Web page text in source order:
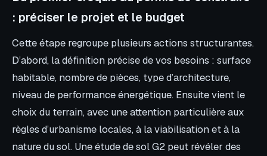
: préciser le projet et le budget
Cette étape regroupe plusieurs actions structurantes.
D’abord, la définition précise de vos besoins : surface
habitable, nombre de pièces, type d’architecture,
niveau de performance énergétique. Ensuite vient le
choix du terrain, avec une attention particulière aux
règles d’urbanisme locales, à la viabilisation et à la
nature du sol. Une étude de sol G2 peut révéler des